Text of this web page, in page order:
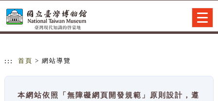
::: 首頁 > 網站導覽
本網站依照「無障礙網頁開發規範」原則設計，遵